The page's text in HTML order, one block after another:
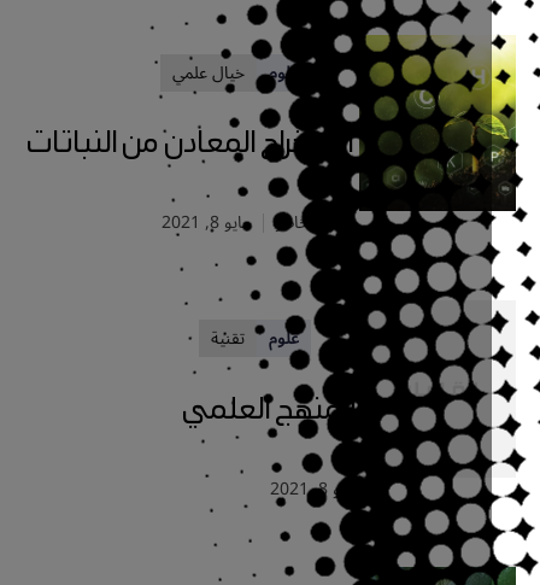
علوم خيال علمي
استخراج المعادن من النباتات
حسن الخاطر مايو 8, 2021
علوم تقنية
المنهج العلمي
مايو 8, 2021